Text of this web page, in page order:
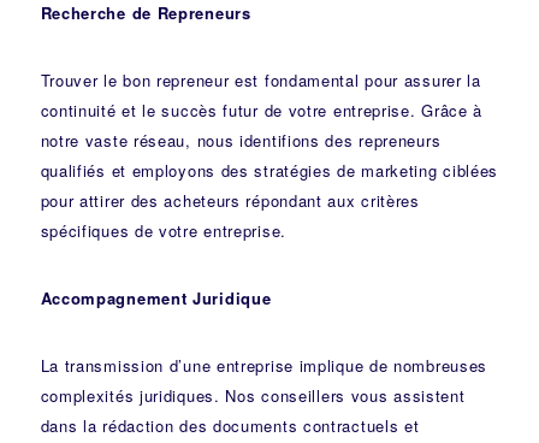
Recherche de Repreneurs
Trouver le bon repreneur est fondamental pour assurer la
continuité et le succès futur de votre entreprise. Grâce à
notre vaste réseau, nous identifions des repreneurs
qualifiés et employons des stratégies de marketing ciblées
pour attirer des acheteurs répondant aux critères
spécifiques de votre entreprise.
Accompagnement Juridique
La transmission d’une entreprise implique de nombreuses
complexités juridiques. Nosconseillers vous assistent
dans la rédaction des documents contractuels et